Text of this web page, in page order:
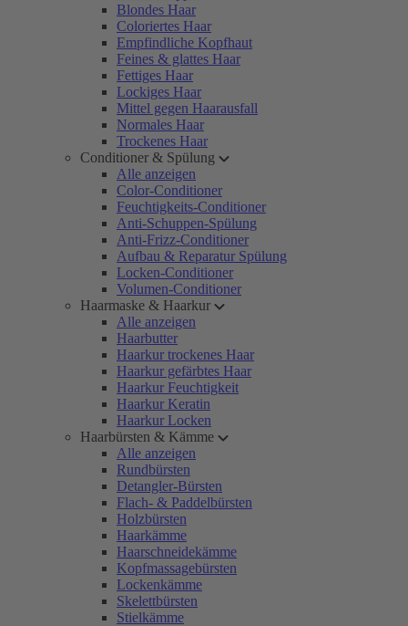
Blondes Haar
Coloriertes Haar
Empfindliche Kopfhaut
Feines & glattes Haar
Fettiges Haar
Lockiges Haar
Mittel gegen Haarausfall
Normales Haar
Trockenes Haar
Conditioner & Spülung
Alle anzeigen
Color-Conditioner
Feuchtigkeits-Conditioner
Anti-Schuppen-Spülung
Anti-Frizz-Conditioner
Aufbau & Reparatur Spülung
Locken-Conditioner
Volumen-Conditioner
Haarmaske & Haarkur
Alle anzeigen
Haarbutter
Haarkur trockenes Haar
Haarkur gefärbtes Haar
Haarkur Feuchtigkeit
Haarkur Keratin
Haarkur Locken
Haarbürsten & Kämme
Alle anzeigen
Rundbürsten
Detangler-Bürsten
Flach- & Paddelbürsten
Holzbürsten
Haarkämme
Haarschneidekämme
Kopfmassagebürsten
Lockenkämme
Skelettbürsten
Stielkämme